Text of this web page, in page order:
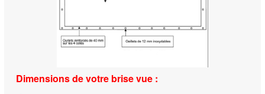
Dimensions de votre brise vue :